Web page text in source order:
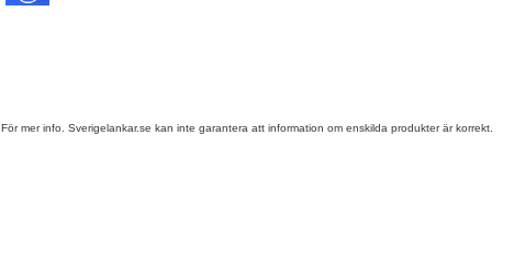
För mer info. Sverigelankar.se kan inte garantera att information om enskilda produkter är korrekt.